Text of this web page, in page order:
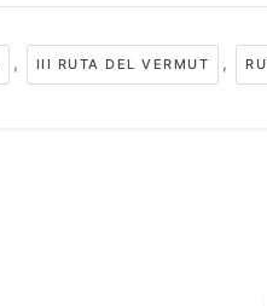
, III RUTA DEL VERMUT ,